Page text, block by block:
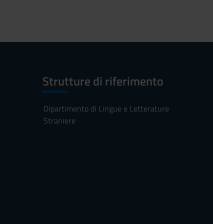
Strutture di riferimento
Dipartimento di Lingue e Letterature
Straniere